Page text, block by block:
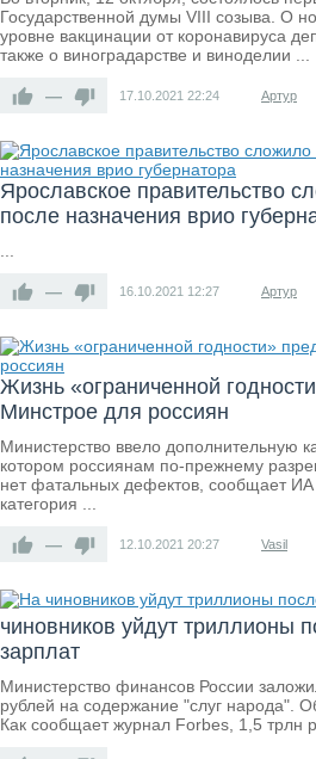
Государственной думы VIII созыва. О
уровне вакцинации от коронавируса
также о виноградарстве и виноделии ...
— 17.10.2021 22:24 Артур
Ярославское правительство
после назначения врио
...
— 16.10.2021 12:27 Артур
Жизнь «ограниченной
Минстрое для россиян
Министерство ввело дополнительную
котором россиянам по-прежнему
нет фатальных дефектов, сообщает
категория ...
— 12.10.2021 20:27 Vasil
чиновников уйдут триллионы
зарплат
Министерство финансов России
рублей на содержание "слуг народа".
Как сообщает журнал Forbes, 1,5 трлн